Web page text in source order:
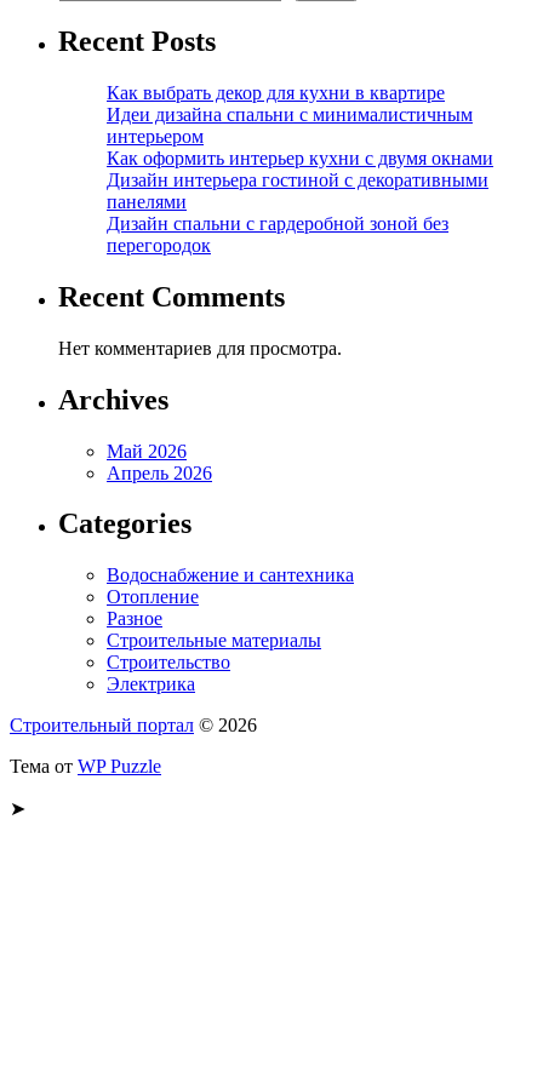
Recent Posts
Как выбрать декор для кухни в квартире
Идеи дизайна спальни с минималистичным
интерьером
Как оформить интерьер кухни с двумя окнами
Дизайн интерьера гостиной с декоративными
панелями
Дизайн спальни с гардеробной зоной без
перегородок
Recent Comments
Нет комментариев для просмотра.
Archives
Май 2026
Апрель 2026
Categories
Водоснабжение и сантехника
Отопление
Разное
Строительные материалы
Строительство
Электрика
Строительный портал © 2026
Тема от WP Puzzle
➤